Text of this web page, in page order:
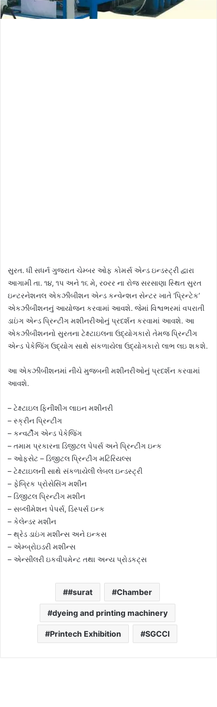
સુરત. ધી સધર્ન ગુજરાત ચેમ્બર ઓફ કોમર્સ એન્ડ ઇન્ડસ્ટ્રી દ્વારા
આગામી તા. ૧૪, ૧પ અને ૧૬ મે, ર૦રર ના રોજ સરસાણા સ્થિત સુરત
ઇન્ટરનેશનલ એકઝીબીશન એન્ડ કન્વેન્શન સેન્ટર ખાતે ‘પ્રિન્ટેક’
એકઝીબીશનનું આયોજન કરવામાં આવશે. જેમાં વિશ્વભરમાં વપરાતી
ડાઇંગ એન્ડ પ્રિન્ટીંગ મશીનરીઓનું પ્રદર્શન કરવામાં આવશે. આ
એકઝીબીશનનો સુરતના ટેક્ષ્ટાઇલના ઉદ્યોગકારો તેમજ પ્રિન્ટીંગ
એન્ડ પેકેજિંગ ઉદ્યોગ સાથે સંકળાયેલા ઉદ્યોગકારો લાભ લઇ શકશે.
આ એકઝીબીશનમાં નીચે મુજબની મશીનરીઓનું પ્રદર્શન કરવામાં
આવશે.
– ટેક્ષ્ટાઇલ ફિનીશીંગ લાઇન મશીનરી
– સ્ક્રીન પ્રિન્ટીંગ
– કન્વર્ટીંગ એન્ડ પેકેજિંગ
– તમામ પ્રકારના ડિજીટલ પેપર્સ અને પ્રિન્ટીંગ ઇન્ક
– ઓફસેટ – ડિજીટલ પ્રિન્ટીંગ મટિરિયલ્સ
– ટેક્ષ્ટાઇલની સાથે સંકળાયેલી લેબલ ઇન્ડસ્ટ્રી
– ફેબ્રિક પ્રોસેસિંગ મશીન
– ડિજીટલ પ્રિન્ટીંગ મશીન
– સબ્લીમેશન પેપર્સ, ડિસ્પર્સ ઇન્ક
– કેલેન્ડર મશીન
– થ્રેડ ડાઇંગ મશીન્સ અને ઇન્કસ
– એમ્બ્રોઇડરી મશીન્સ
– એન્સીલરી ઇકવીપમેન્ટ તથા અન્ય પ્રોડકટ્‌સ
#surat Chamber
dyeing and printing machinery
Printech Exhibition SGCCI